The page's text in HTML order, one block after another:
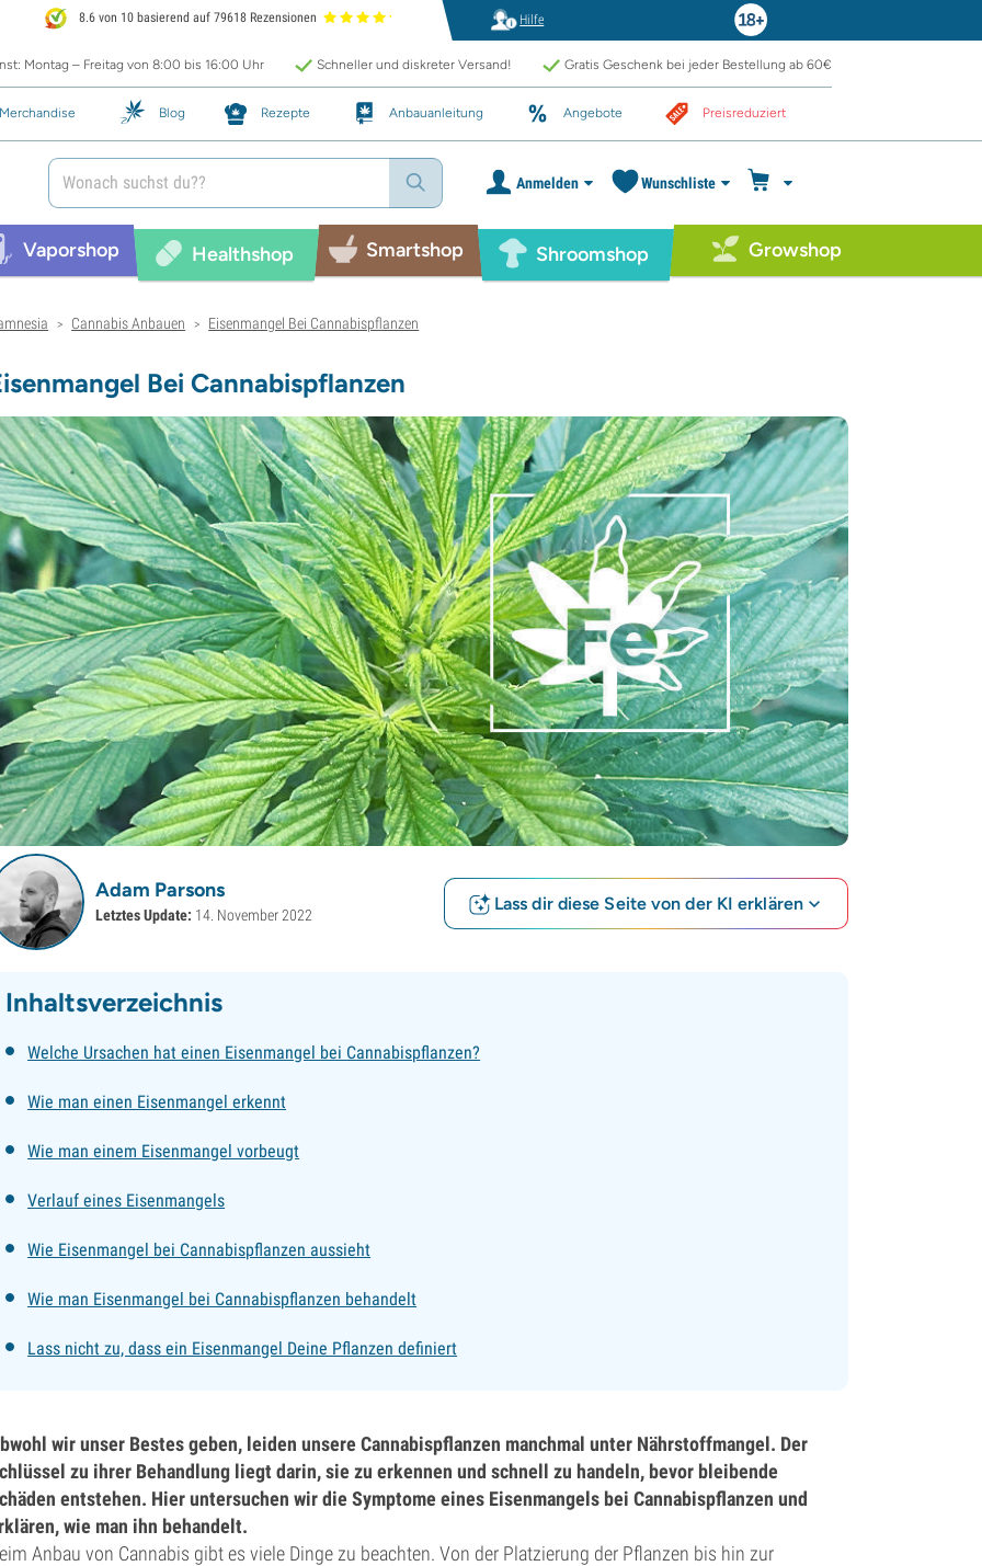
8.6 von 10 basierend auf 79618 Rezensionen Hilfe
Montag – Freitag von 8:00 bis 16:00 Uhr Schneller und diskreter Versand! Gratis Geschenk bei jeder Bestellung ab 60€
Merchandise Blog Rezepte Anbauanleitung Angebote Preisreduziert
Anmelden Wunschliste
Vaporshop Healthshop Smartshop Shroomshop Growshop
> Cannabis Anbauen > Eisenmangel Bei Cannabispflanzen
Bei Cannabispflanzen
Adam Parsons
Letztes Update: 14. November 2022
Lass dir diese Seite von der KI erklären
Inhaltsverzeichnis
Welche Ursachen hat einen Eisenmangel bei Cannabispflanzen?
Wie man einen Eisenmangel erkennt
Wie man einem Eisenmangel vorbeugt
Verlauf eines Eisenmangels
Wie Eisenmangel bei Cannabispflanzen aussieht
Wie man Eisenmangel bei Cannabispflanzen behandelt
Lass nicht zu, dass ein Eisenmangel Deine Pflanzen definiert
wir unser Bestes geben, leiden unsere Cannabispflanzen manchmal unter Nährstoffmangel. Der
zu ihrer Behandlung liegt darin, sie zu erkennen und schnell zu handeln, bevor bleibende
entstehen. Hier untersuchen wir die Symptome eines Eisenmangels bei Cannabispflanzen und
wie man ihn behandelt.
Anbau von Cannabis gibt es viele Dinge zu beachten. Von der Platzierung der Pflanzen bis hin zur